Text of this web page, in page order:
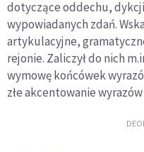
dotyczące oddechu,
wypowiadanych zdań.
artykulacyjne,
rejonie. Zaliczył do nich
wymowę końcówek
złe akcentowanie wyrazów